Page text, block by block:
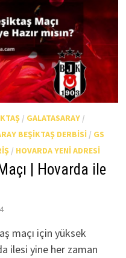
/ GALATASARAY/
BEŞIKTAŞ DERBISI/ GS
/ HOVARDA YENI ADRESI
| Hovarda ile
maçı için yüksek
ilesi yine her zaman